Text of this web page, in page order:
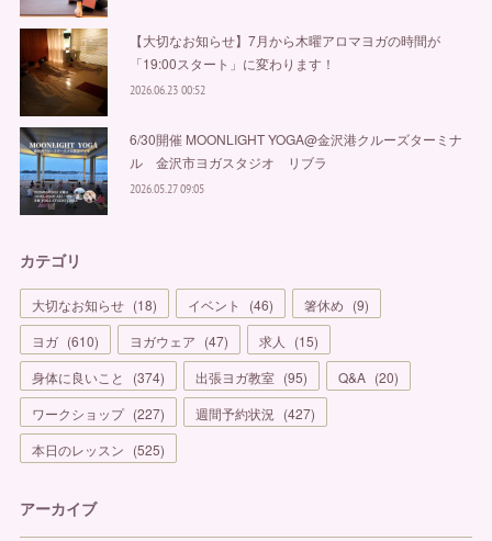
【大切なお知らせ】7月から木曜アロマヨガの時間が
「19:00スタート」に変わります！
2026.06.23 00:52
6/30開催 MOONLIGHT YOGA@金沢港クルーズターミナ
ル 金沢市ヨガスタジオ リブラ
2026.05.27 09:05
カテゴリ
大切なお知らせ (18) イベント (46) 箸休め (9)
ヨガ (610) ヨガウェア (47) 求人 (15)
身体に良いこと
(374) 出張ヨガ教室 (95) Q&A (20)
ワークショップ (227) 週間予約状況 (427)
本日のレッスン (525)
アーカイブ